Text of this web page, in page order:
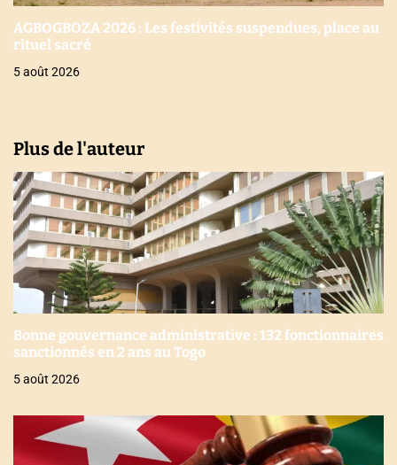
AGBOGBOZA 2026 : Les festivités suspendues, place au
rituel sacré
5 août 2026
Plus de l'auteur
Bonne gouvernance administrative : 132 fonctionnaires
sanctionnés en 2 ans au Togo
5 août 2026